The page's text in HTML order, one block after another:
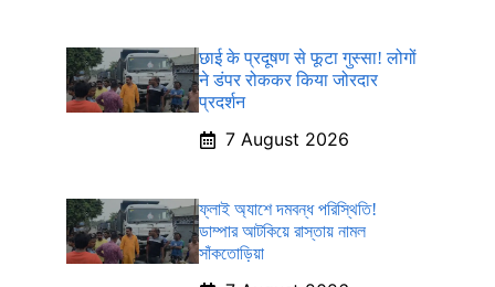
छाई के प्रदूषण से फूटा गुस्सा! लोगों
ने डंपर रोककर किया जोरदार
प्रदर्शन
7 August 2026
ফ্লাই অ্যাশে দমবন্ধ পরিস্থিতি!
ডাম্পার আটকিয়ে রাস্তায় নামল
সাঁকতোড়িয়া